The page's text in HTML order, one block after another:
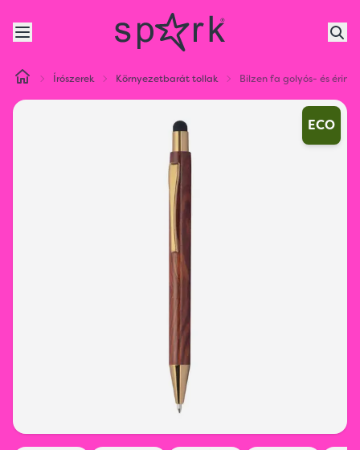
Írószerek Környezetbarát tollak Bilzen fa golyós- és
ECO